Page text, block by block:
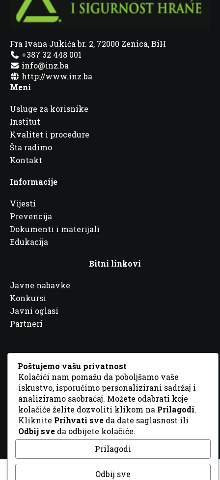
Fra Ivana Jukića br. 2, 72000 Zenica, BiH
+387 32 448 001
info@inz.ba
http://www.inz.ba
Meni
Usluge za korisnike
Institut
Kvalitet i procedure
Šta radimo
Kontakt
Informacije
Vijesti
Prevencija
Dokumenti i materijali
Edukacija
Bitni linkovi
Javne nabavke
Konkursi
Javni oglasi
Partneri
© 2026 Sva prava zadržana. DizajnGordonDM
Poštujemo vašu privatnost
Kolačići nam pomažu da poboljšamo vaše
iskustvo, isporučimo personalizirani sadržaj i
analiziramo saobraćaj. Možete odabrati koje
kolačiće želite dozvoliti klikom na Prilagodi.
Kliknite Prihvati sve da date saglasnost ili
Odbij sve da odbijete kolačiće.
Prilagodi
Odbij sve